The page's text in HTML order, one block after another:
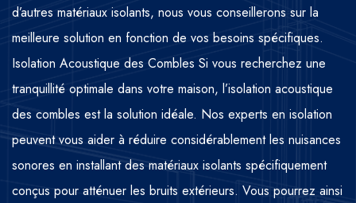
d’autres matériaux isolants, nous vous conseillerons sur la
meilleure solution en fonction de vos besoins spécifiques.
Isolation Acoustique des Combles Si vous recherchez une
tranquillité optimale dans votre maison, l’isolation acoustique
des combles est la solution idéale. Nos experts en isolation
peuvent vous aider à réduire considérablement les nuisances
sonores en installant des matériaux isolants spécifiquement
conçus pour atténuer les bruits extérieurs. Vous pourrez ainsi